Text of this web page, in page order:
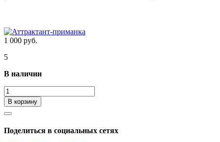
1 000 руб.
5
В наличии
В корзину
Поделиться в социальных сетях